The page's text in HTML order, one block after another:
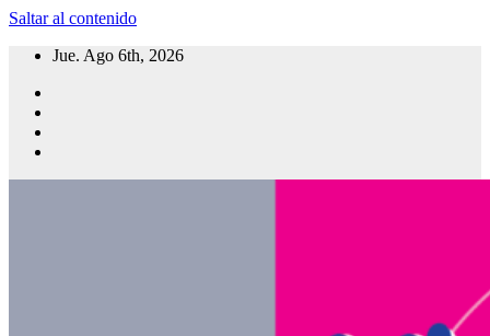
Saltar al contenido
Jue. Ago 6th, 2026